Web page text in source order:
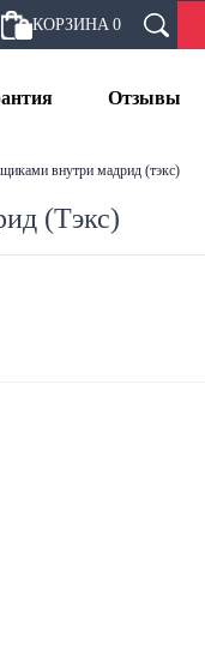
КОРЗИНА 0
Отзывы
внутри мадрид (тэкс)
(Тэкс)